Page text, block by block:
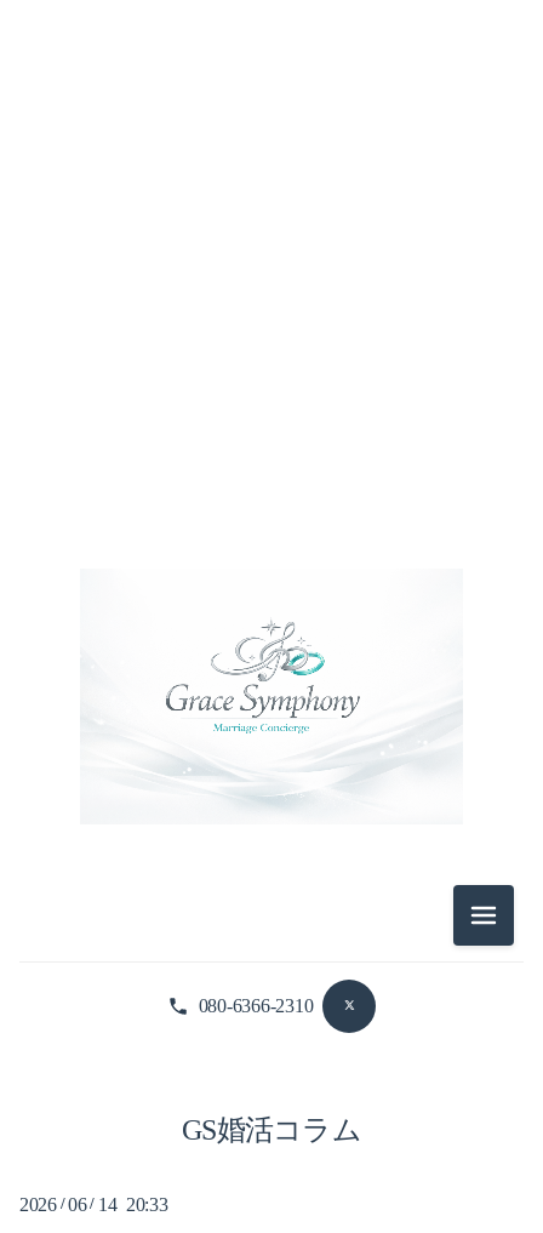
2026-05（2）
2026-04（3）
2024-06（6）
080-6366-2310
2026-08（2）
2026-06（9）
メニュ
GS婚活コラム
2026/06/ 14 20:33